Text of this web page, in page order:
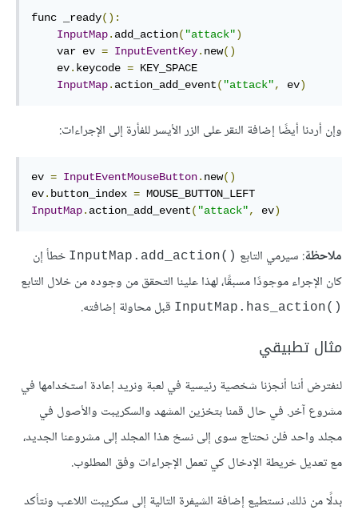
func _ready():
InputMap. add_action( "attack")
    var ev
= InputEventKey. new()
    ev
. keycode = KEY_SPACE
InputMap. action_add_event( "attack", ev)
وإن أردنا أيضًا إضافة النقر على الزر اﻷيسر للفأرة إلى اﻹجراءات:
ev = InputEventMouseButton. new()
ev. button_index =
InputMap. action_add_event( "attack", ev)
ملاحظة: سيرمي التابع ()InputMap.add_action
خطأ إن
كان اﻹجراء موجودًا مسبقًا، لهذا علينا التحقق من وجوده من خلال التابع
()InputMap.has_action قبل محاولة إضافته.
مثال تطبيقي
لنفترض أننا أنجزنا شخصية رئيسية في لعبة ونريد إعادة استخدامها في
مشروع آخر. في حال قمنا بتخزين المشهد والسكريبت واﻷصول في
مجلد واحد فلن نحتاج سوى إلى نسخ هذا المجلد إلى مشروعنا الجديد،
مع تعديل خريطة اﻹدخال كي تعمل اﻹجراءات وفق المطلوب.
بدلًا من ذلك، نستطيع إضافة الشيفرة التالية إلى سكريبت اللاعب ونتأكد